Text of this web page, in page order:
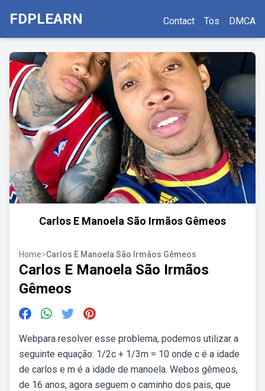
FDPLEARN Contact Tos DMCA
Carlos E Manoela São Irmãos Gêmeos
Home>Carlos E Manoela São Irmãos Gêmeos
Carlos E Manoela São Irmãos
Gêmeos
Webpara resolver esse problema, podemos utilizar a
seguinte equação: 1/2c + 1/3m = 10 onde c é a idade
de carlos e m é a idade de manoela. Webos gêmeos,
de 16 anos, agora seguem o caminho dos pais, que